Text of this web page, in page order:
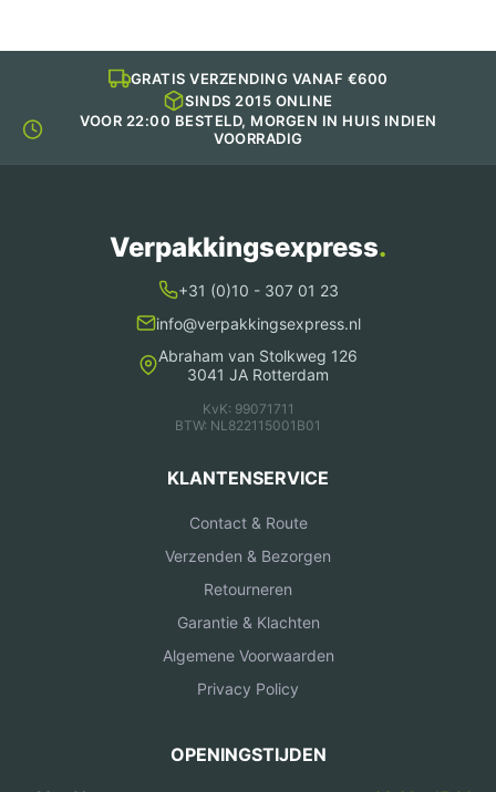
GRATIS VERZENDING VANAF €600
SINDS 2015 ONLINE
VOOR 22:00 BESTELD, MORGEN IN HUIS INDIEN
VOORRADIG
Verpakkingsexpress.
+31 (0)10 - 307 01 23
info@verpakkingsexpress.nl
Abraham van Stolkweg 126
3041 JA Rotterdam
KvK: 99071711
BTW: NL822115001B01
KLANTENSERVICE
Contact & Route
Verzenden & Bezorgen
Retourneren
Garantie & Klachten
Algemene Voorwaarden
Privacy Policy
OPENINGSTIJDEN